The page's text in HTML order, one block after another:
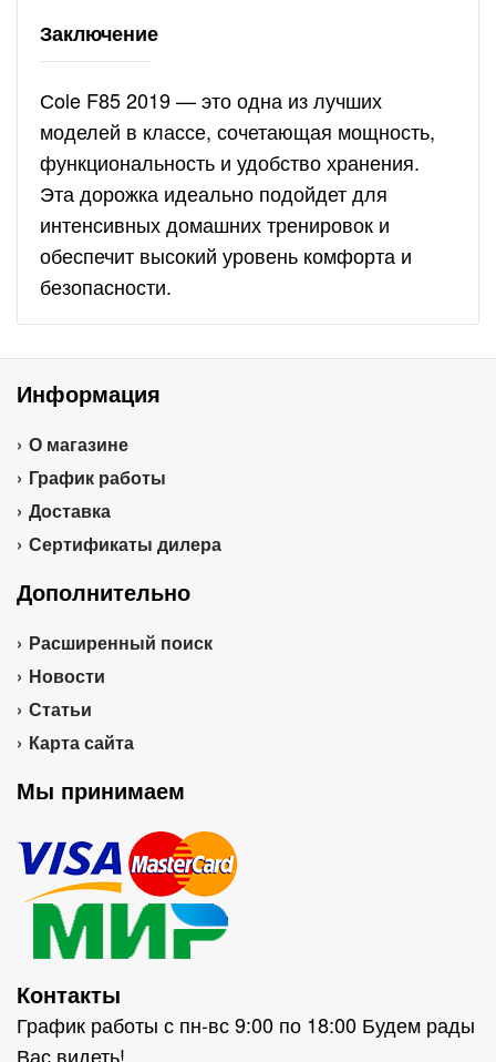
Заключение
Сole F85 2019 — это одна из лучших
моделей в классе, сочетающая мощность,
функциональность и удобство хранения.
Эта дорожка идеально подойдет для
интенсивных домашних тренировок и
обеспечит высокий уровень комфорта и
безопасности.
Информация
О магазине
График работы
Доставка
Сертификаты дилера
Дополнительно
Расширенный поиск
Новости
Статьи
Карта сайта
Мы принимаем
Контакты
График работы с пн-вс 9:00 по 18:00 Будем рады
Вас видеть!